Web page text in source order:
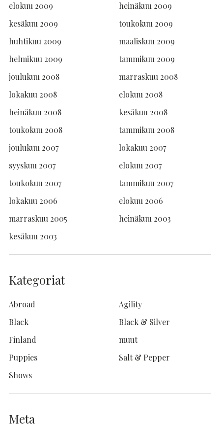
elokuu 2009
heinäkuu 2009
kesäkuu 2009
toukokuu 2009
huhtikuu 2009
maaliskuu 2009
helmikuu 2009
tammikuu 2009
joulukuu 2008
marraskuu 2008
lokakuu 2008
elokuu 2008
heinäkuu 2008
kesäkuu 2008
toukokuu 2008
tammikuu 2008
joulukuu 2007
lokakuu 2007
syyskuu 2007
elokuu 2007
toukokuu 2007
tammikuu 2007
lokakuu 2006
elokuu 2006
marraskuu 2005
heinäkuu 2003
kesäkuu 2003
Kategoriat
Abroad
Agility
Black
Black & Silver
Finland
muut
Puppies
Salt & Pepper
Shows
Meta